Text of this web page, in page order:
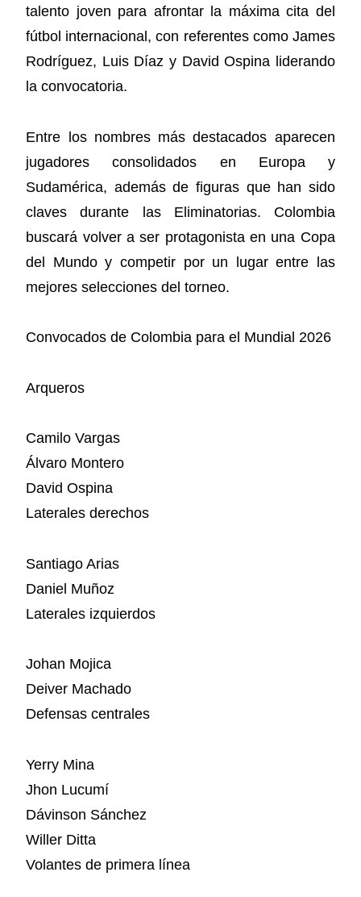
talento joven para afrontar la máxima cita del
fútbol internacional, con referentes como James
Rodríguez, Luis Díaz y David Ospina liderando
la convocatoria.
Entre los nombres más destacados aparecen
jugadores consolidados en Europa y
Sudamérica, además de figuras que han sido
claves durante las Eliminatorias. Colombia
buscará volver a ser protagonista en una Copa
del Mundo y competir por un lugar entre las
mejores selecciones del torneo.
Convocados de Colombia para el Mundial 2026
Arqueros
Camilo Vargas
Álvaro Montero
David Ospina
Laterales derechos
Santiago Arias
Daniel Muñoz
Laterales izquierdos
Johan Mojica
Deiver Machado
Defensas centrales
Yerry Mina
Jhon Lucumí
Dávinson Sánchez
Willer Ditta
Volantes de primera línea